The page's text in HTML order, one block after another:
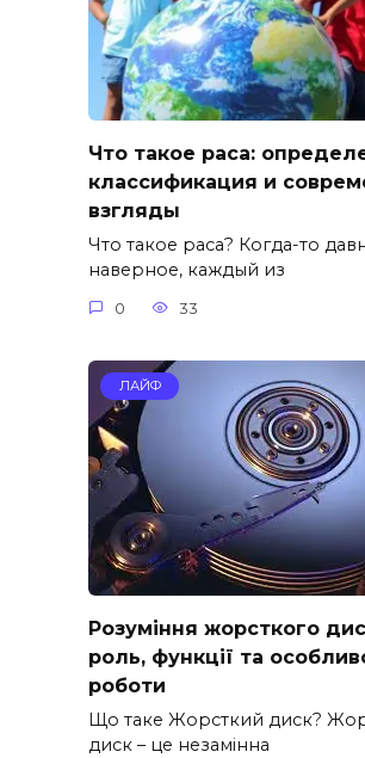
Что такое раса:
классификация и
взгляды
Что такое раса? Когда-то
наверное, каждый из
0 33
ЛАЙФ
Розуміння жорсткого
роль, функції та
роботи
Що таке Жорсткий диск?
диск – це незамінна